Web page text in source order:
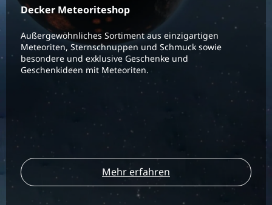
Decker Meteoriteshop
Außergewöhnliches Sortiment aus einzigartigen
Meteoriten, Sternschnuppen und Schmuck sowie
besondere und exklusive Geschenke und
Geschenkideen mit Meteoriten.
Mehr erfahren